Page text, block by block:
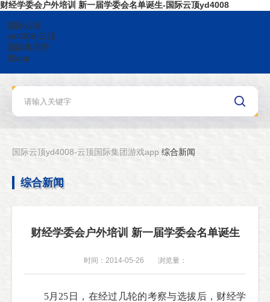
财经学委会户外培训 新一届学委会名单诞生-国际云顶yd4008
国际云顶
yd4008-云顶
国际集团游
戏app
国际云顶yd4008-云顶国际集团游戏app 综合新闻
综合新闻
财经学委会户外培训 新一届学委会名单诞生
时间：2014-05-26 浏览量：
5月 25 日，在经过几轮的考察与选拔后，财经学